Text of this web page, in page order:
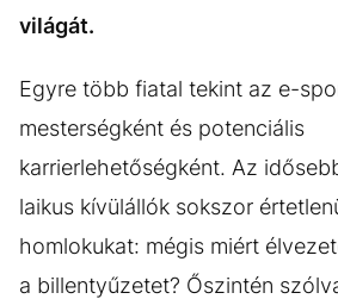
világát.
Egyre több fiatal tekint az e-
mesterségként és potenciális
karrierlehetőségként. Az
laikus kívülállók sokszor
homlokukat: mégis miért
a billentyűzetet? Őszintén